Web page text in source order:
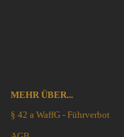
MEHR ÜBER...
§ 42 a WaffG - Führverbot